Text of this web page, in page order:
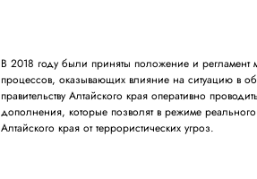
В 2018 году были приняты положение и регламент
процессов, оказывающих влияние на ситуацию в
правительству Алтайского края оперативно
дополнения, которые позволят в режиме
Алтайского края от террористических угроз.